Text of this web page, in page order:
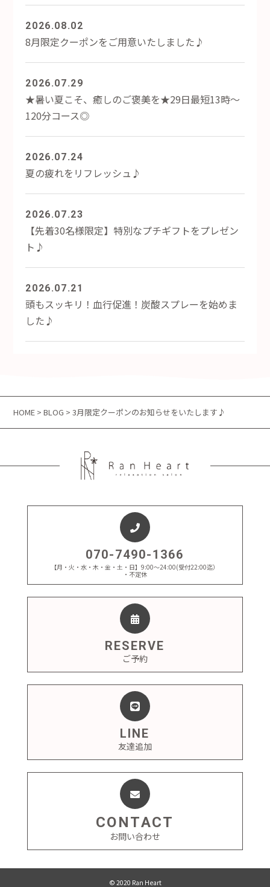
2026.08.02
8月限定クーポンをご用意いたしました♪
2026.07.29
★暑い夏こそ、癒しのご褒美を★29日最短13時～
120分コース◎
2026.07.24
夏の疲れをリフレッシュ♪
2026.07.23
【先着30名様限定】特別なプチギフトをプレゼン
ト♪
2026.07.21
頭もスッキリ！血行促進！炭酸スプレーを始めま
した♪
HOME >BLOG > 3月限定クーポンのお知らせをいたします♪
070-7490-1366
【月・火・水・木・金・土・日】9:00～24:00(受付22:00迄）
・不定休
RESERVE
ご予約
LINE
友達追加
CONTACT
お問い合わせ
© 2020 Ran Heart